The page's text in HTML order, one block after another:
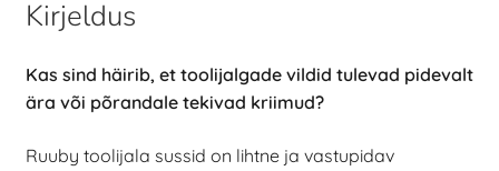
Kirjeldus
Kas sind häirib, et toolijalgade vildid tulevad pidevalt
ära või põrandale tekivad kriimud?
Ruuby toolijala sussid on lihtne ja vastupidav